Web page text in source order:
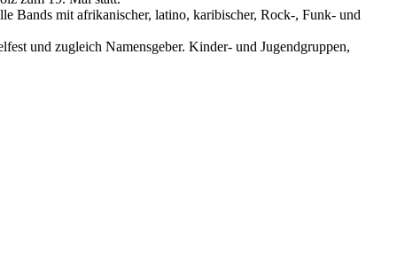
Bands mit afrikanischer, latino, karibischer, Rock-, Funk- und
und zugleich Namensgeber. Kinder- und Jugendgruppen,